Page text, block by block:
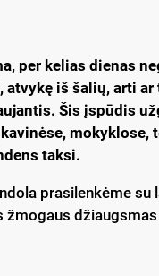
per kelias dienas
iš šalių, arti
Šis įspūdis
taksi.
prasilenkėme su